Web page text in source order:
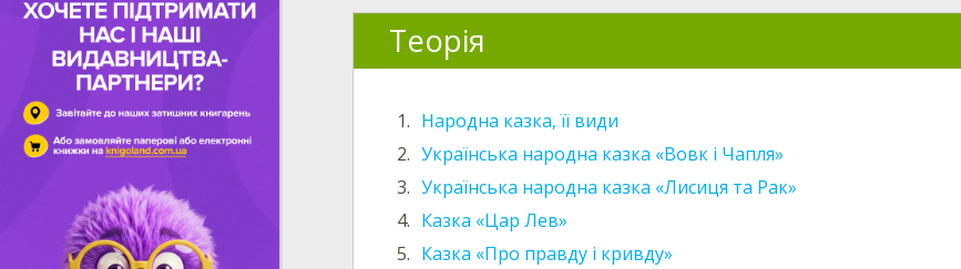
Теорія
1. Народна казка, її види
2. Українська народна казка «Вовк і Чапля»
3. Українська народна казка «Лисиця та Рак»
4. Казка «Цар Лев»
5. Казка «Про правду і кривду»